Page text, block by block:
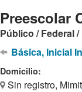
Preescolar
Público / Federal
Básica, Inicial
Domicilio:
Sin registro,